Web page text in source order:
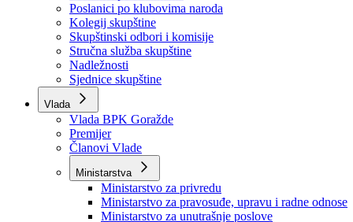
Skupština BPK Goražde
Rukovodstvo
Poslanici po strankama
Poslanici po klubovima naroda
Kolegij skupštine
Skupštinski odbori i komisije
Stručna služba skupštine
Nadležnosti
Sjednice skupštine
Vlada
Vlada BPK Goražde
Premijer
Članovi Vlade
Ministarstva